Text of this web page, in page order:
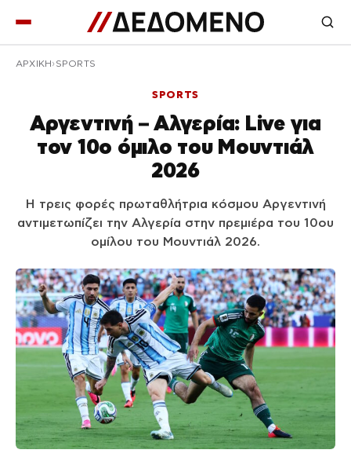
ΑΡΧΙΚΉ SPORTS
SPORTS
Αργεντινή – Αλγερία: Live για
τον 10ο όμιλο του Μουντιάλ
2026
Η τρεις φορές πρωταθλήτρια κόσμου Αργεντινή
αντιμετωπίζει την Αλγερία στην πρεμιέρα του 10ου
ομίλου του Μουντιάλ 2026.